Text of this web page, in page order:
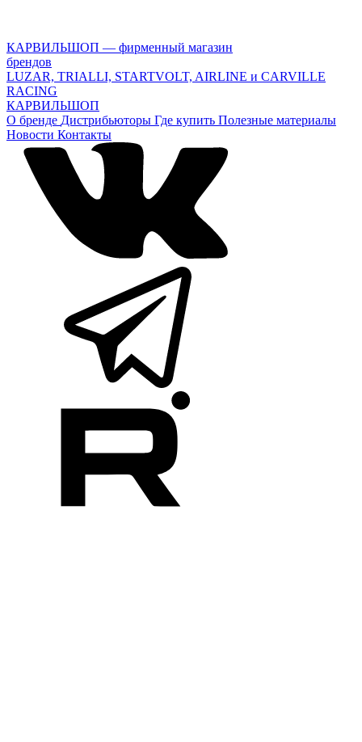
КАРВИЛЬШОП — фирменный магазин
брендов
LUZAR, TRIALLI, STARTVOLT, AIRLINE и CARVILLE
RACING
КАРВИЛЬШОП
О бренде Дистрибьюторы Где купить Полезные материалы
Новости Контакты